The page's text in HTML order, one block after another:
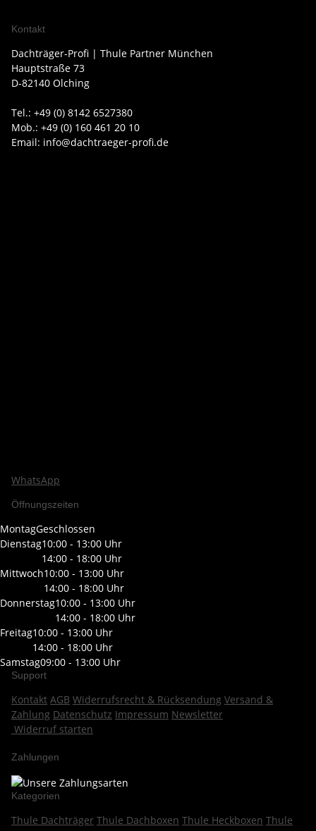
Kontakt
Dachträger-Profi | Thule Partner München
Hauptstraße 73
D-82140 Olching
Tel.: +49 (0) 8142 6527380
Mob.: +49 (0) 160 461 20 10
Email: info@dachtraeger-profi.de
WhatsApp
Öffnungszeiten
MontagGeschlossen
Dienstag10:00 - 13:00 Uhr
14:00 - 18:00 Uhr
Mittwoch10:00 - 13:00 Uhr
14:00 - 18:00 Uhr
Donnerstag10:00 - 13:00 Uhr
14:00 - 18:00 Uhr
Freitag10:00 - 13:00 Uhr
14:00 - 18:00 Uhr
Samstag09:00 - 13:00 Uhr
Support
Kontakt AGB Widerrufsrecht & Rücksendung Versand &
Zahlung Datenschutz Impressum Newsletter
Widerruf starten
Zahlungen
Kategorien
Thule Dachträger Thule Dachboxen Thule Heckboxen Thule